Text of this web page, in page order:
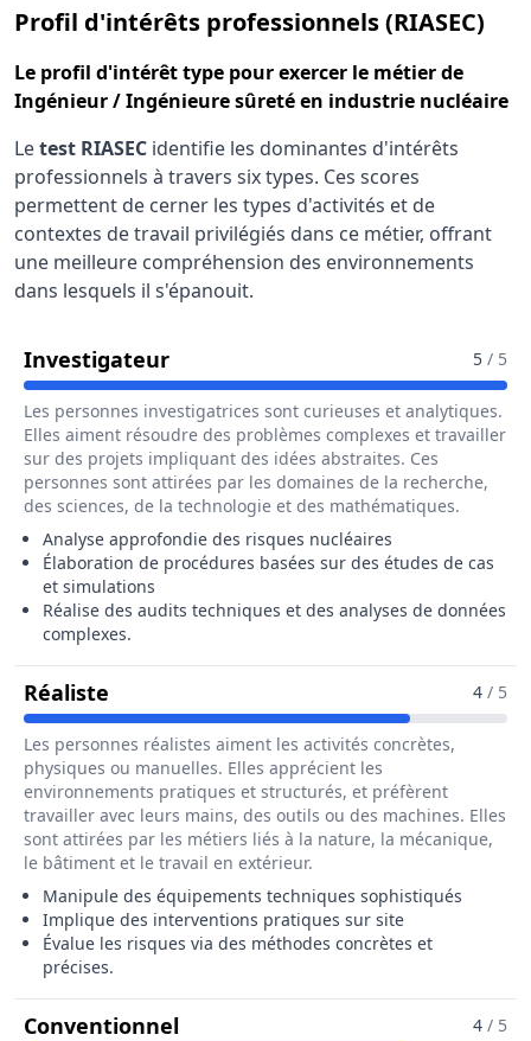
Profil d'intérêts professionnels (RIASEC)
Le profil d'intérêt type pour exercer le métier de
Ingénieur / Ingénieure sûreté en industrie nucléaire
Letest RIASEC identifie les dominantes d'intérêts
professionnels à travers six types. Ces scores
permettent de cerner les types d'activités et de
contextes de travail privilégiés dans ce métier, offrant
une meilleure compréhension des environnements
dans lesquels il s'épanouit.
InvestigateurPour Le Métier De Ingénieur /
5 / 5
Les personnes investigatrices sont curieuses et analytiques.
Elles aiment résoudre des problèmes complexes et travailler
sur des projets impliquant des idées abstraites. Ces
personnes sont attirées par les domaines de la recherche,
des sciences, de la technologie et des mathématiques.
Analyse approfondie des risques nucléaires
Élaboration de procédures basées sur des études de cas
et simulations
Réalise des audits techniques et des analyses de données
complexes.
Réaliste Pour Le Métier De Ingénieur / 4 / 5
Les personnes réalistes aiment les activités concrètes,
physiques ou manuelles. Elles apprécient les
environnements pratiques et structurés, et préfèrent
travailler avec leurs mains, des outils ou des machines. Elles
sont attirées par les métiers liés à la nature, la mécanique,
le bâtiment et le travail en extérieur.
Manipule des équipements techniques sophistiqués
Implique des interventions pratiques sur site
Évalue les risques via des méthodes concrètes et
précises.
ConventionnelPour Le Métier De Ingénieur /
4 / 5